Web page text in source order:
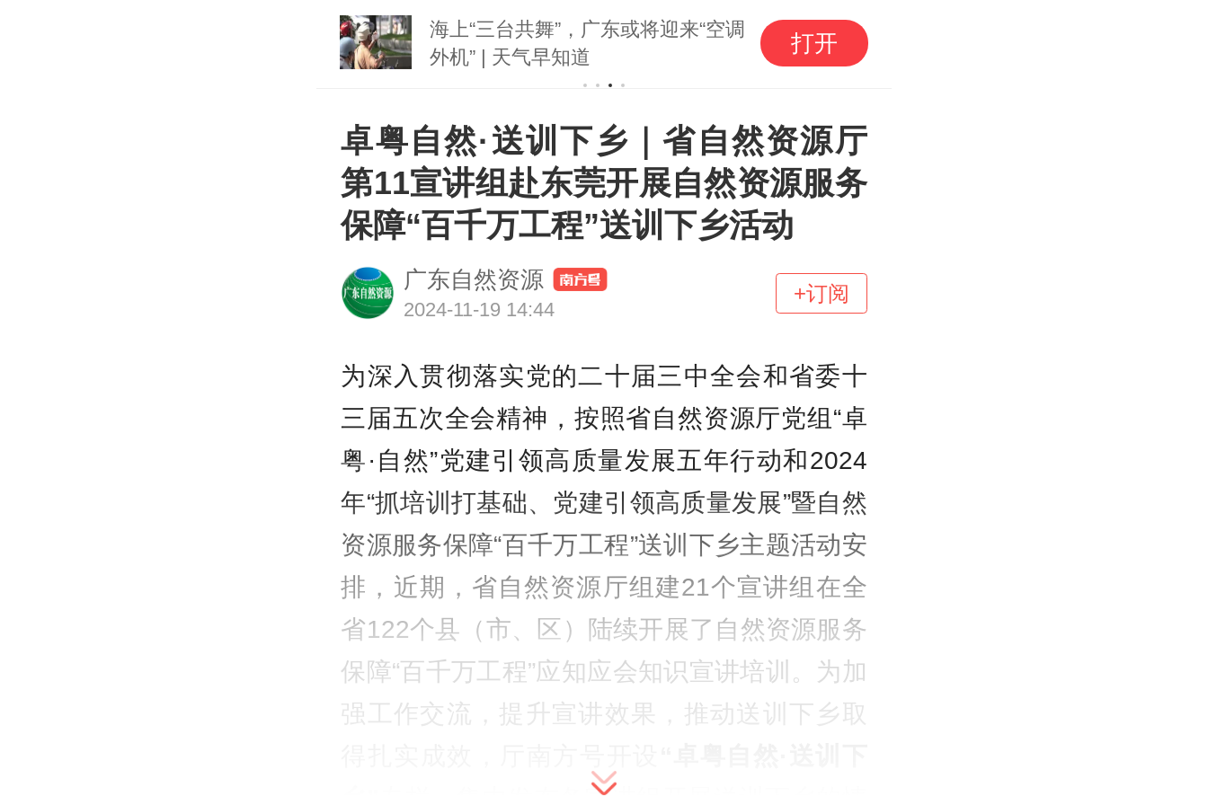
海上“三台共舞”，广东或将迎来“空调
打开
受台风影响，广东海事局将对经台湾
海峡南口北上船舶实施交通管制
卓粤自然·送训下乡｜省自然资源厅
第11宣讲组赴东莞开展自然资源服务
保障“百千万工程”送训下乡活动
广东自然资源
2024-11-19 14:44
+订阅
为深入贯彻落实党的二十届三中全会和省委十
三届五次全会精神，按照省自然资源厅党组“卓
粤·自然”党建引领高质量发展五年行动和2024
年“抓培训打基础、党建引领高质量发展”暨自然
资源服务保障“百千万工程”送训下乡主题活动安
排，近期，省自然资源厅组建21个宣讲组在全
省122个县（市、区）陆续开展了自然资源服务
保障“百千万工程”应知应会知识宣讲培训。为加
强工作交流，提升宣讲效果，推动送训下乡取
专栏，集中发布各宣讲组开展送训下乡的情